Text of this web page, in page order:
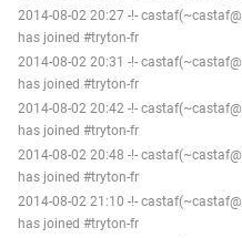
2014-08-02 20:27 -!-
has joined #tryton-fr
2014-08-02 20:31 -!-
has joined #tryton-fr
2014-08-02 20:42 -!-
has joined #tryton-fr
2014-08-02 20:48 -!-
has joined #tryton-fr
2014-08-02 21:10 -!-
has joined #tryton-fr